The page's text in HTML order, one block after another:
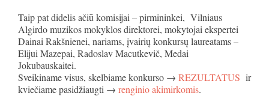
Taip pat didelis ačiū komisijai – pirmininkei, Vilniaus
Algirdo muzikos mokyklos direktorei, mokytojai ekspertei
Dainai Rakšnienei, nariams, įvairių konkursų laureatams –
Elijui Mazepai, Radoslav Macutkevič, Medai
Jokubauskaitei.
Sveikiname visus, skelbiame konkurso → REZULTATUS ir
kviečiame pasidžiaugti → renginio akimirkomis.